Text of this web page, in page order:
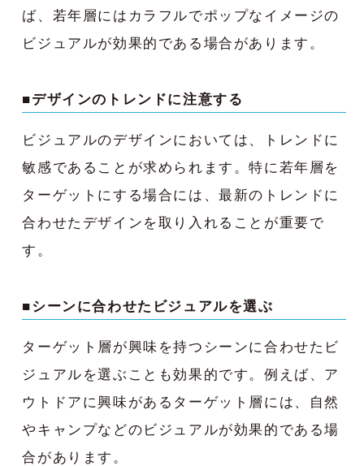
ば、若年層にはカラフルでポップなイメージの
ビジュアルが効果的である場合があります。
■デザインのトレンドに注意する
ビジュアルのデザインにおいては、トレンドに
敏感であることが求められます。特に若年層を
ターゲットにする場合には、最新のトレンドに
合わせたデザインを取り入れることが重要で
す。
■シーンに合わせたビジュアルを選ぶ
ターゲット層が興味を持つシーンに合わせたビ
ジュアルを選ぶことも効果的です。例えば、ア
ウトドアに興味があるターゲット層には、自然
やキャンプなどのビジュアルが効果的である場
合があります。